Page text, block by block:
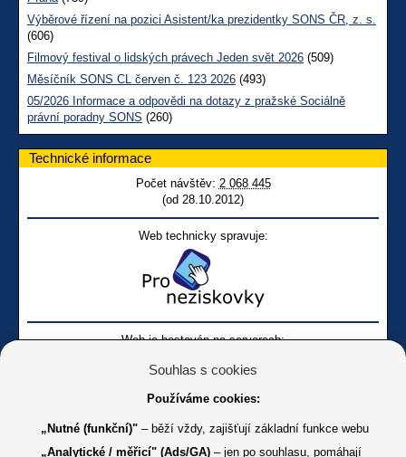
Výběrové řízení na pozici Asistent/ka prezidentky SONS ČR, z. s.
(606)
Filmový festival o lidských právech Jeden svět 2026 (509)
Měsíčník SONS CL červen č. 123 2026 (493)
05/2026 Informace a odpovědi na dotazy z pražské Sociálně
právní poradny SONS (260)
Technické informace
Počet návštěv: 2 068 445
(od 28.10.2012)
Web technicky spravuje:
Web je hostován na serverech:
Souhlas s cookies
Používáme cookies:
„Nutné (funkční)" – běží vždy, zajišťují základní funkce webu
„Analytické / měřicí" (Ads/GA) – jen po souhlasu, pomáhají